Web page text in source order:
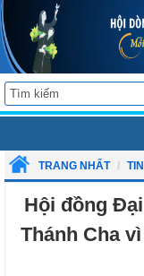
TRANG NHẤT
Hội đồng
Thánh Cha